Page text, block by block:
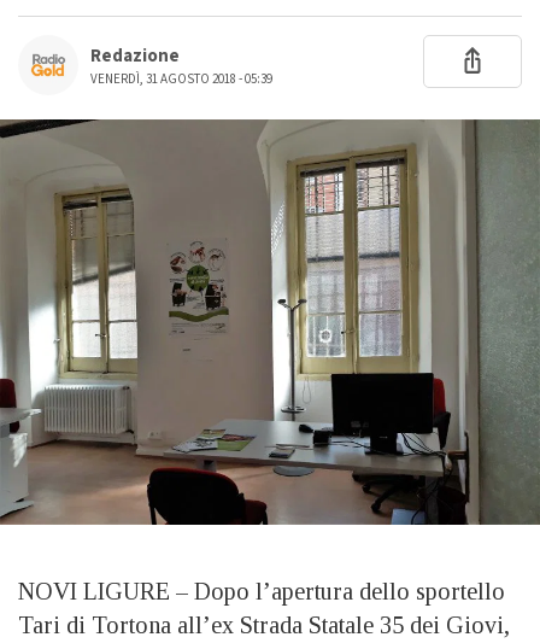
Redazione
VENERDÌ, 31 AGOSTO 2018 - 05:39
NOVI LIGURE – Dopo l’apertura dello sportello
Tari di Tortona all’ex Strada Statale 35 dei Giovi,